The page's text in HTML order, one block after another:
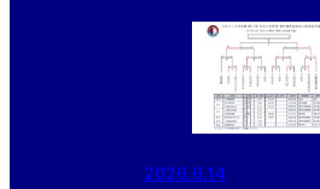
2026.6.14